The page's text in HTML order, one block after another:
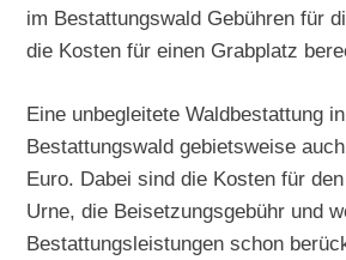
im Bestattungswald Gebühren für
die Kosten für einen Grabplatz
Eine unbegleitete Waldbestattung
Bestattungswald gebietsweise
Euro. Dabei sind die Kosten für
Urne, die Beisetzungsgebühr und
Bestattungsleistungen schon